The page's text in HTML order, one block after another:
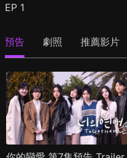
EP 1
預告 劇照 推薦影片